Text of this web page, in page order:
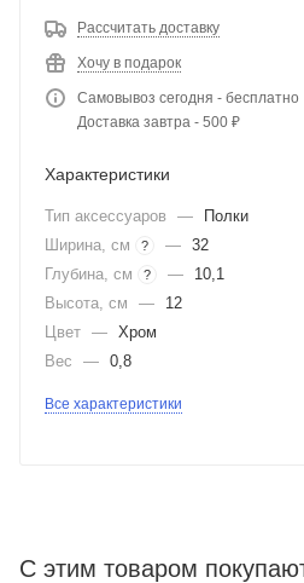
Рассчитать доставку
Хочу в подарок
Самовывоз сегодня - бесплатно
Доставка завтра - 500 ₽
Характеристики
Тип аксессуаров —
Полки
Ширина, см
? — 32
Глубина, см
? —
10,1
Высота, см
—
12
Цвет — Хром
Вес
— 0,8
Все характеристики
С этим товаром